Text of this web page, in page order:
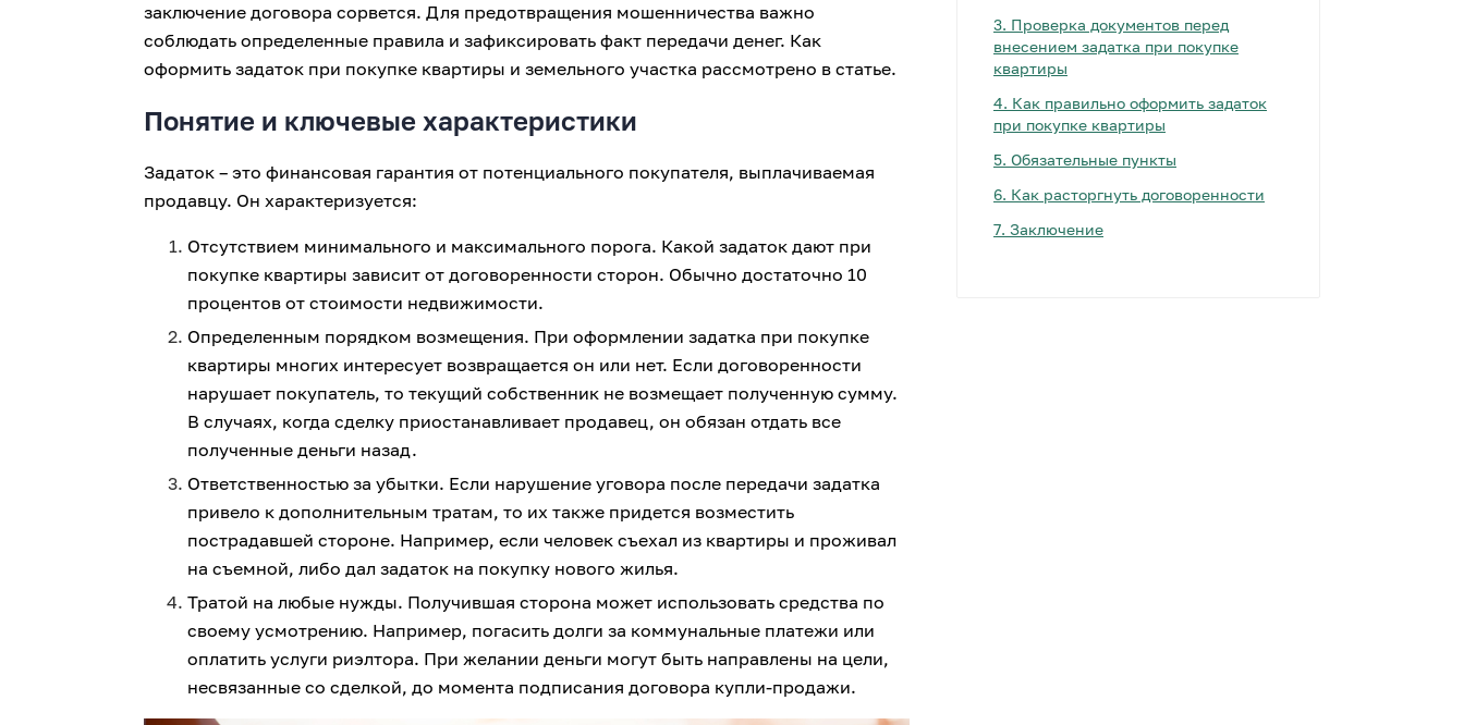
заключение договора сорвется. Для предотвращения мошенничества важно
соблюдать определенные правила и зафиксировать факт передачи денег. Как
оформить задаток при покупке квартиры и земельного участка рассмотрено в статье.
Понятие и ключевые характеристики
Задаток – это финансовая гарантия от потенциального покупателя, выплачиваемая
продавцу. Он характеризуется:
Отсутствием минимального и максимального порога. Какой задаток дают при
покупке квартиры зависит от договоренности сторон. Обычно достаточно 10
процентов от стоимости недвижимости.
Определенным порядком возмещения. При оформлении задатка при покупке
квартиры многих интересует возвращается он или нет. Если договоренности
нарушает покупатель, то текущий собственник не возмещает полученную сумму.
В случаях, когда сделку приостанавливает продавец, он обязан отдать все
полученные деньги назад.
Ответственностью за убытки. Если нарушение уговора после передачи задатка
привело к дополнительным тратам, то их также придется возместить
пострадавшей стороне. Например, если человек съехал из квартиры и проживал
на съемной, либо дал задаток на покупку нового жилья.
Тратой на любые нужды. Получившая сторона может использовать средства по
своему усмотрению. Например, погасить долги за коммунальные платежи или
оплатить услуги риэлтора. При желании деньги могут быть направлены на цели,
несвязанные со сделкой, до момента подписания договора купли-продажи.
3. Проверка документов перед
внесением задатка при покупке
квартиры
4. Как правильно оформить задаток
при покупке квартиры
5. Обязательные пункты
6. Как расторгнуть договоренности
7. Заключение